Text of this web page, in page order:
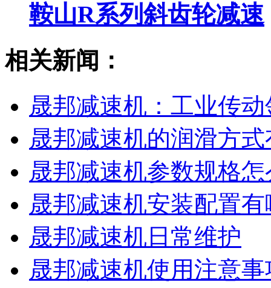
鞍山R系列斜齿轮减速
相关新闻：
晟邦减速机：工业传
晟邦减速机的润滑方式
晟邦减速机参数规格
晟邦减速机安装配置
晟邦减速机日常维护
晟邦减速机使用注意